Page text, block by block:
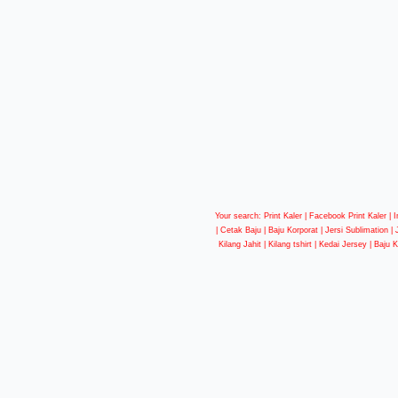
Your search: Print Kaler | Facebook Print Kaler |
| Cetak Baju | Baju Korporat | Jersi Sublimation
Kilang Jahit | Kilang tshirt | Kedai Jersey | Baju